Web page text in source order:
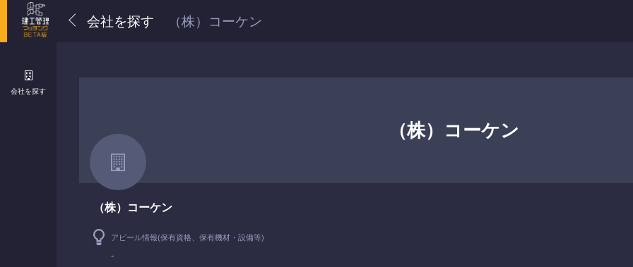
会社を探す （株）コーケン
（株）コーケン
（株）コーケン
アピール情報(保有資格、保有機材・設備等)
-
会社を探す